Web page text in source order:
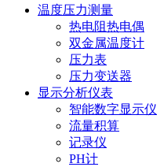
温度压力测量
热电阻热电偶
双金属温度计
压力表
压力变送器
显示分析仪表
智能数字显示仪
流量积算
记录仪
PH计